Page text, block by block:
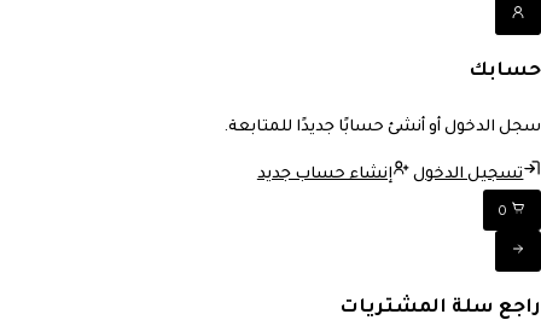
حسابك
سجل الدخول أو أنشئ حسابًا جديدًا للمتابعة.
تسجيل الدخول إنشاء حساب جديد
0
راجع سلة المشتريات